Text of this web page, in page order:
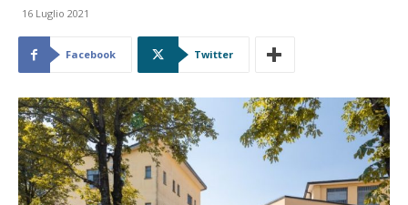
16 Luglio 2021
Facebook Twitter